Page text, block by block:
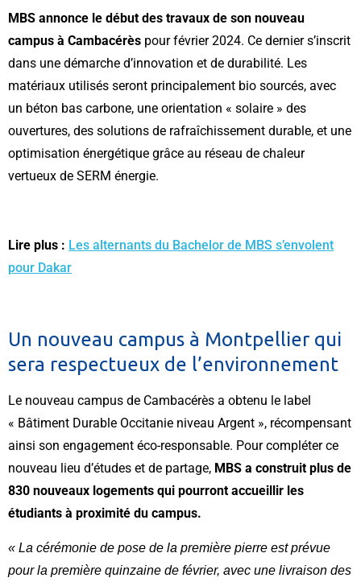
MBS annonce le début des travaux de son nouveau
campus à Cambacérès pour février 2024. Ce dernier s’inscrit
dans une démarche d’innovation et de durabilité. Les
matériaux utilisés seront principalement bio sourcés, avec
un béton bas carbone, une orientation « solaire » des
ouvertures, des solutions de rafraîchissement durable, et une
optimisation énergétique grâce au réseau de chaleur
vertueux de SERM énergie.
Lire plus : Les alternants du Bachelor de MBS s’envolent
pour Dakar
Un nouveau campus à Montpellier qui
sera respectueux de l’environnement
Le nouveau campus de Cambacérès a obtenu le label
« Bâtiment Durable Occitanie niveau Argent », récompensant
ainsi son engagement éco-responsable. Pour compléter ce
nouveau lieu d’études et de partage, MBS a construit plus de
830 nouveaux logements qui pourront accueillir les
étudiants à proximité du campus.
« La cérémonie de pose de la première pierre est prévue
pour la première quinzaine de février, avec une livraison des